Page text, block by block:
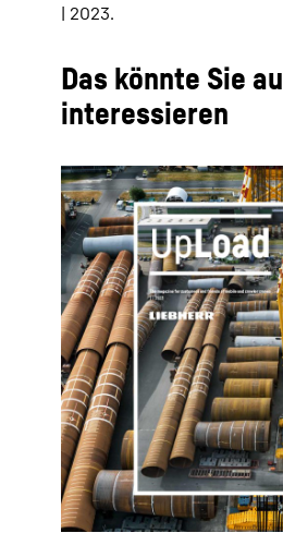
| 2023.
Das könnte Sie
interessieren